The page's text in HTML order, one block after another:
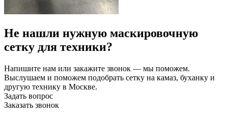
Не нашли нужную маскировочную
сетку для техники?
Напишите нам или закажите звонок — мы поможем.
Выслушаем и поможем подобрать сетку на камаз, буханку и
другую технику в Москве.
Задать вопрос
Заказать звонок